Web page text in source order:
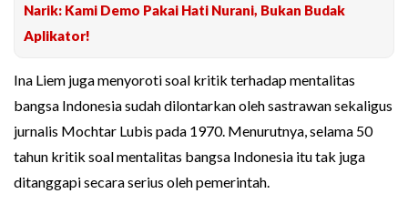
Narik: Kami Demo Pakai Hati Nurani, Bukan Budak
Aplikator!
Ina Liem juga menyoroti soal kritik terhadap mentalitas
bangsa Indonesia sudah dilontarkan oleh sastrawan sekaligus
jurnalis Mochtar Lubis pada 1970. Menurutnya, selama 50
tahun kritik soal mentalitas bangsa Indonesia itu tak juga
ditanggapi secara serius oleh pemerintah.